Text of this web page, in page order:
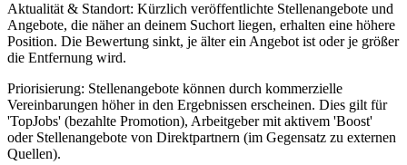
Aktualität & Standort: Kürzlich veröffentlichte Stellenangebote und
Angebote, die näher an deinem Suchort liegen, erhalten eine höhere
Position. Die Bewertung sinkt, je älter ein Angebot ist oder je größer
die Entfernung wird.
Priorisierung: Stellenangebote können durch kommerzielle
Vereinbarungen höher in den Ergebnissen erscheinen. Dies gilt für
'TopJobs' (bezahlte Promotion), Arbeitgeber mit aktivem 'Boost'
oder Stellenangebote von Direktpartnern (im Gegensatz zu externen
Quellen).